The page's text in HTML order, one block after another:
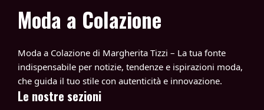
Moda a Colazione
Moda a Colazione di Margherita Tizzi – La tua fonte
indispensabile per notizie, tendenze e ispirazioni moda,
che guida il tuo stile con autenticità e innovazione.
Le nostre sezioni